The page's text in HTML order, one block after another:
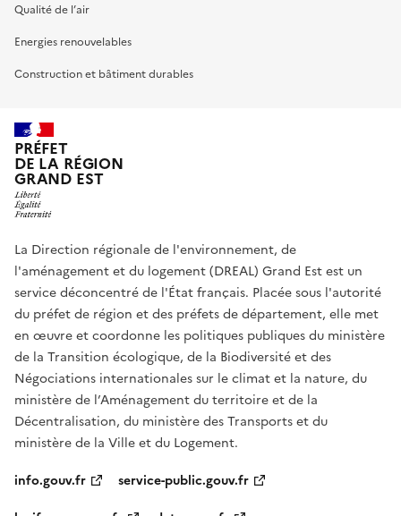
Qualité de l’air
Energies renouvelables
Construction et bâtiment durables
PRÉFET
DE LA RÉGION
GRAND EST
La Direction régionale de l'environnement, de
l'aménagement et du logement (DREAL) Grand Est est un
service déconcentré de l'État français. Placée sous l'autorité
du préfet de région et des préfets de département, elle met
en œuvre et coordonne les politiques publiques du ministère
de la Transition écologique, de la Biodiversité et des
Négociations internationales sur le climat et la nature, du
ministère de l’Aménagement du territoire et de la
Décentralisation, du ministère des Transports et du
ministère de la Ville et du Logement.
info.gouv.fr
service-public.gouv.fr